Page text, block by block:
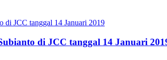
di JCC tanggal 14 Januari